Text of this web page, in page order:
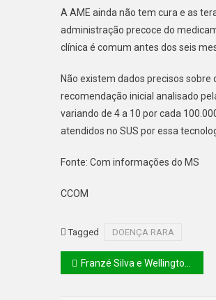
A AME ainda não tem cura e as
administração precoce do
clínica é comum antes dos seis
Não existem dados precisos
recomendação inicial analisado
variando de 4 a 10 por cada
atendidos no SUS por essa
Fonte: Com informações do MS
CCOM
Tagged DOENÇA RARA
Franzé Silva e Wellington discutem repasse de fundos para apoio a Apaes